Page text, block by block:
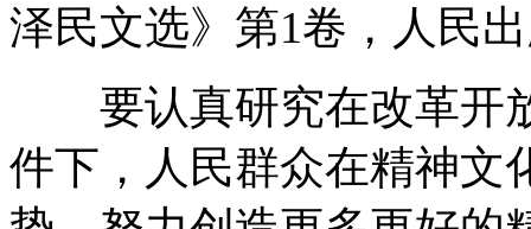
泽民文选》第1卷，人民
要认真研究在改革开
件下，人民群众在精神文